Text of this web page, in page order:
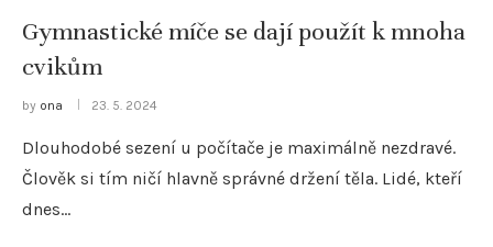
Gymnastické míče se dají použít k mnoha
cvikům
by ona 23. 5. 2024
Dlouhodobé sezení u počítače je maximálně nezdravé.
Člověk si tím ničí hlavně správné držení těla. Lidé, kteří
dnes…